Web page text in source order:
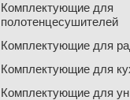
Комплектующие для
полотенцесушителей
Комплектующие для
Комплектующие для
Комплектующие для